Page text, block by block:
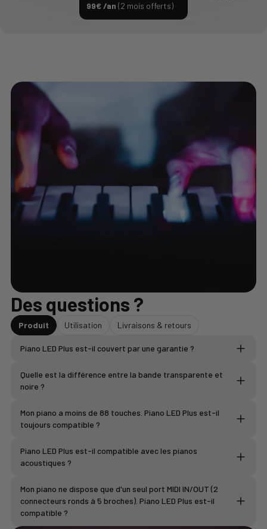
99€ /an(2 mois offerts)
Des questions ?
Produit Utilisation Livraisons & retours
Piano LED Plus est-il couvert par une garantie ?
garantie de 2 ans
le module électronique
les bandes LED
Quelle est la différence entre la bande transparente et
noire ?
La bande LED BLANCHE
Mon piano a moins de 88 touches. Piano LED Plus est-il
toujours compatible ?
Piano LED Plus est-il compatible avec les pianos
acoustiques ?
Mon piano ne dispose que d'un seul port MIDI IN/OUT (2
connecteurs ronds à 5 broches). Piano LED Plus est-il
compatible ?